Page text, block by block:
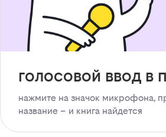
голосовой ввод в
нажмите на значок микрофона,
название – и книга найдется